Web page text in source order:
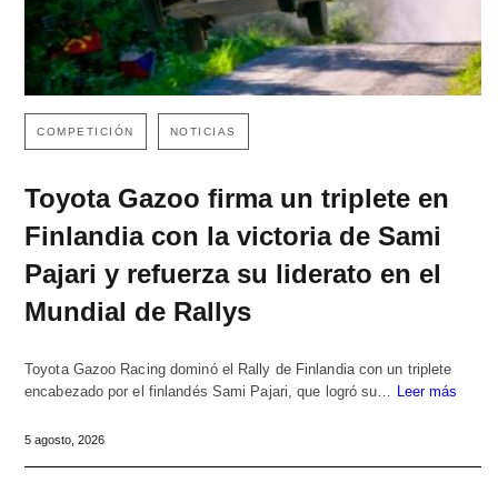
COMPETICIÓN NOTICIAS
Toyota Gazoo firma un triplete en
Finlandia con la victoria de Sami
Pajari y refuerza su liderato en el
Mundial de Rallys
Toyota Gazoo Racing dominó el Rally de Finlandia con un triplete
encabezado por el finlandés Sami Pajari, que logró su…
Leer más
5 agosto, 2026